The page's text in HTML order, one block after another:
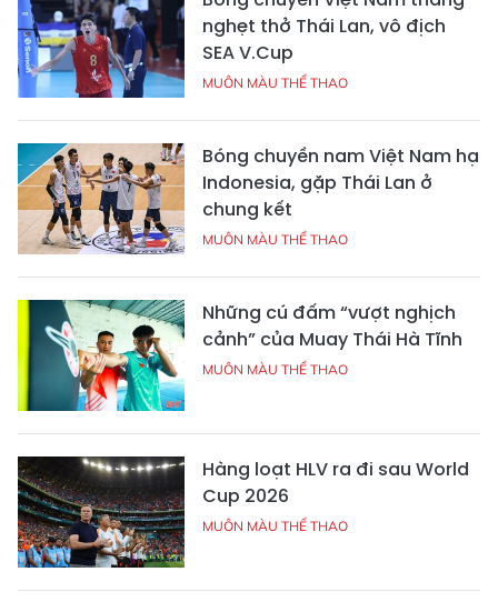
nghẹt thở Thái Lan, vô địch
SEA V.Cup
MUÔN MÀU THỂ THAO
Bóng chuyền nam Việt Nam hạ
Indonesia, gặp Thái Lan ở
chung kết
MUÔN MÀU THỂ THAO
Những cú đấm “vượt nghịch
cảnh” của Muay Thái Hà Tĩnh
MUÔN MÀU THỂ THAO
Hàng loạt HLV ra đi sau World
Cup 2026
MUÔN MÀU THỂ THAO